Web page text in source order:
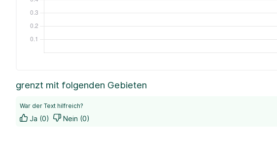
grenzt mit folgenden Gebieten
War der Text hilfreich?
Ja (0) Nein (0)